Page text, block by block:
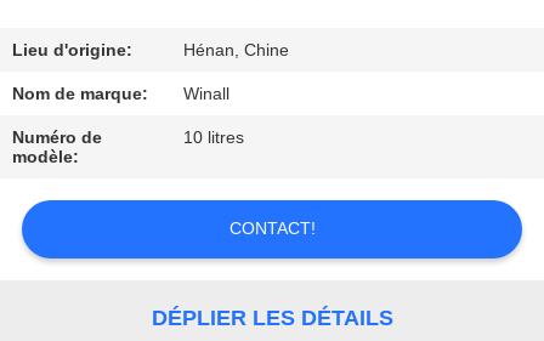
DE
LA
QUALITÉ
DEMANDE
DE
SOUMISSION
Lieu d'origine: Hénan, Chine
Nom de marque: Winall
Numéro de
modèle:
10 litres
CONTACT!
DÉPLIER LES DÉTAILS